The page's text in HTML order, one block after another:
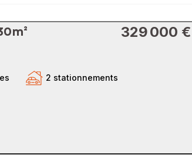
329 000 €
2 stationnements